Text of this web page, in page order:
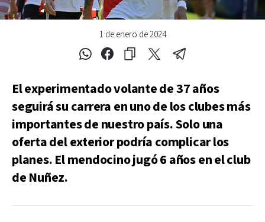
1 de enero de 2024
El experimentado volante de 37 años
seguirá su carrera en uno de los clubes más
importantes de nuestro país. Solo una
oferta del exterior podría complicar los
planes. El mendocino jugó 6 años en el club
de Nuñez.